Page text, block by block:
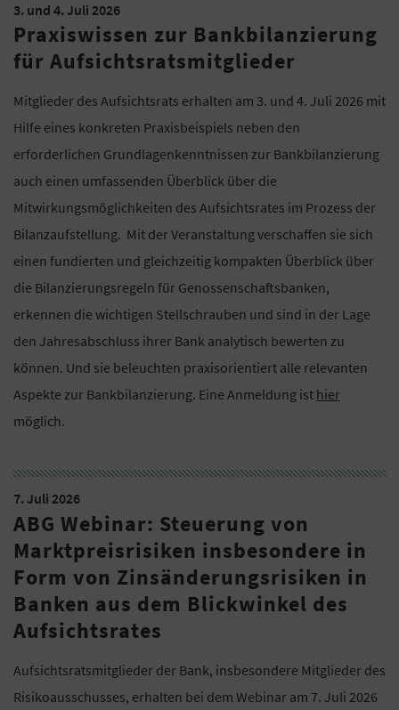
3. und 4. Juli 2026
Praxiswissen zur Bankbilanzierung
für Aufsichtsratsmitglieder
Mitglieder des Aufsichtsrats erhalten am 3. und 4. Juli 2026 mit
Hilfe eines konkreten Praxisbeispiels neben den
erforderlichen Grundlagenkenntnissen zur Bankbilanzierung
auch einen umfassenden Überblick über die
Mitwirkungsmöglichkeiten des Aufsichtsrates im Prozess der
Bilanzaufstellung. Mit der Veranstaltung verschaffen sie sich
einen fundierten und gleichzeitig kompakten Überblick über
die Bilanzierungsregeln für Genossenschaftsbanken,
erkennen die wichtigen Stellschrauben und sind in der Lage
den Jahresabschluss ihrer Bank analytisch bewerten zu
können. Und sie beleuchten praxisorientiert alle relevanten
Aspekte zur Bankbilanzierung. Eine Anmeldung ist hier
möglich.
7. Juli 2026
ABG Webinar: Steuerung von
Marktpreisrisiken insbesondere in
Form von Zinsänderungsrisiken in
Banken aus dem Blickwinkel des
Aufsichtsrates
Aufsichtsratsmitglieder der Bank, insbesondere Mitglieder des
Risikoausschusses, erhalten bei dem Webinar am 7. Juli 2026